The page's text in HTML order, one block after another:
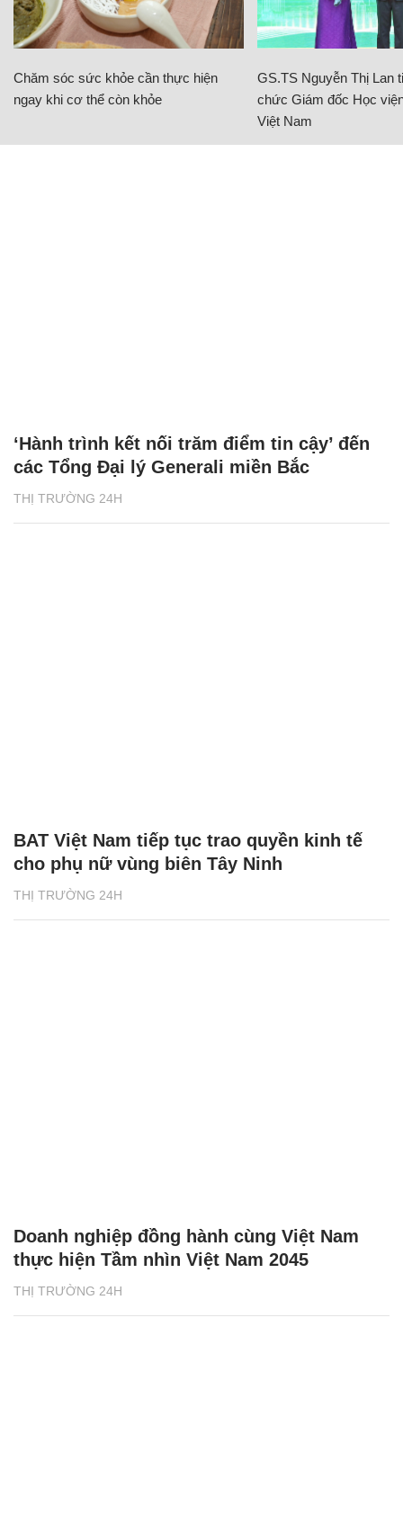
Chăm sóc sức khỏe cần thực hiện
ngay khi cơ thể còn khỏe
GS.TS Nguyễn Thị Lan
chức Giám đốc Học
Việt Nam
THỊ TRƯỜNG 24H
‘Hành trình kết nối trăm điểm tin cậy’ đến
các Tổng Đại lý Generali miền Bắc
THỊ TRƯỜNG 24H
BAT Việt Nam tiếp tục trao quyền kinh tế
cho phụ nữ vùng biên Tây Ninh
THỊ TRƯỜNG 24H
Doanh nghiệp đồng hành cùng Việt Nam
thực hiện Tầm nhìn Việt Nam 2045